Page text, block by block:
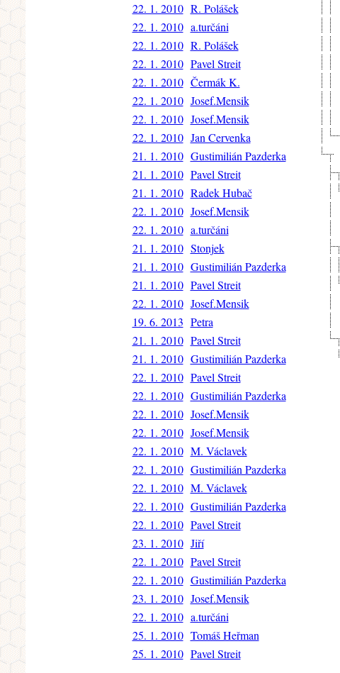
22. 1. 2010 R. Polášek
22. 1. 2010 a.turčáni
22. 1. 2010 R. Polášek
22. 1. 2010 Pavel Streit
22. 1. 2010 Čermák K.
22. 1. 2010 Josef.Mensik
22. 1. 2010 Josef.Mensik
22. 1. 2010 Jan Cervenka
21. 1. 2010 Gustimilián Pazderka
21. 1. 2010 Pavel Streit
21. 1. 2010 Radek Hubač
22. 1. 2010 Josef.Mensik
22. 1. 2010 a.turčáni
21. 1. 2010 Stonjek
21. 1. 2010 Gustimilián Pazderka
21. 1. 2010 Pavel Streit
22. 1. 2010 Josef.Mensik
19. 6. 2013 Petra
21. 1. 2010 Pavel Streit
21. 1. 2010 Gustimilián Pazderka
22. 1. 2010 Pavel Streit
22. 1. 2010 Gustimilián Pazderka
22. 1. 2010 Josef.Mensik
22. 1. 2010 Josef.Mensik
22. 1. 2010 M. Václavek
22. 1. 2010 Gustimilián Pazderka
22. 1. 2010 M. Václavek
22. 1. 2010 Gustimilián Pazderka
22. 1. 2010 Pavel Streit
23. 1. 2010 Jiří
22. 1. 2010 Pavel Streit
22. 1. 2010 Gustimilián Pazderka
23. 1. 2010 Josef.Mensik
22. 1. 2010 a.turčáni
25. 1. 2010 Tomáš Heřman
25. 1. 2010 Pavel Streit